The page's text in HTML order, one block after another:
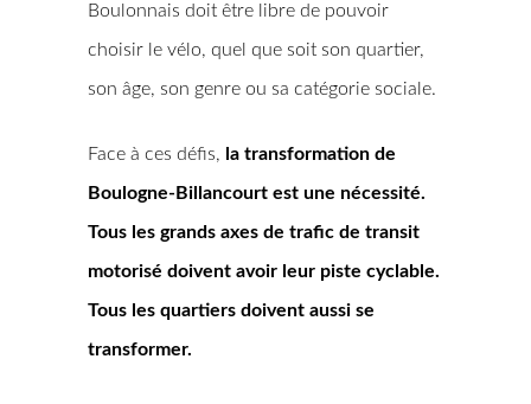
Boulonnais doit être libre de pouvoir
choisir le vélo, quel que soit son quartier,
son âge, son genre ou sa catégorie sociale.
Face à ces défis, la transformation de
Boulogne-Billancourt est une nécessité.
Tous les grands axes de trafic de transit
motorisé doivent avoir leur piste cyclable.
Tous les quartiers doivent aussi se
transformer.